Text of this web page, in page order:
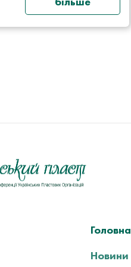
Головна
Новини